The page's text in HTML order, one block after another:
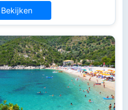
Bekijken